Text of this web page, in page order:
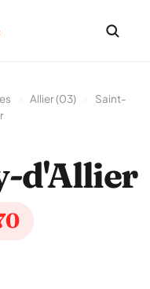
Allier (03)
Saint-
d'Allier